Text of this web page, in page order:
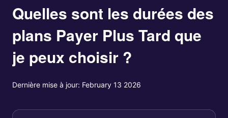
Quelles sont les durées des
plans Payer Plus Tard que
je peux choisir ?
Dernière mise à jour: February 13 2026